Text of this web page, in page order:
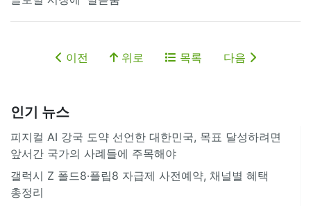
이전 위로 목록 다음
인기 뉴스
피지컬 AI 강국 도약 선언한 대한민국, 목표 달성하려면
앞서간 국가의 사례들에 주목해야
갤럭시 Z 폴드8·플립8 자급제 사전예약, 채널별 혜택
총정리